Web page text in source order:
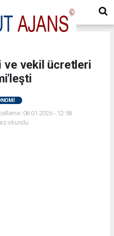
ve vekil ücretleri
08.01.2026 - 12:58
okundu.